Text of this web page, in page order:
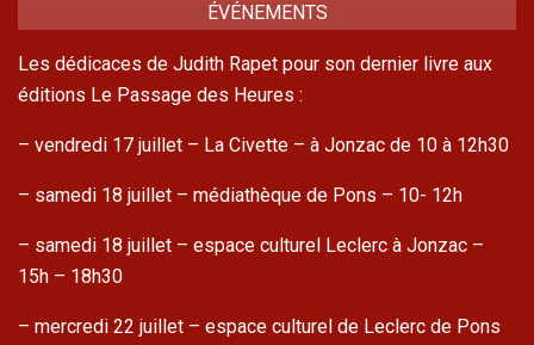
ÉVÉNEMENTS
Les dédicaces de Judith Rapet pour son dernier livre aux
éditions Le Passage des Heures :
– vendredi 17 juillet – La Civette – à Jonzac de 10 à 12h30
– samedi 18 juillet – médiathèque de Pons – 10- 12h
– samedi 18 juillet – espace culturel Leclerc à Jonzac –
15h – 18h30
– mercredi 22 juillet – espace culturel de Leclerc de Pons